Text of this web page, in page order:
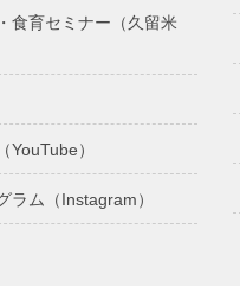
食育セミナー（久留米
）
ラム（Instagram）